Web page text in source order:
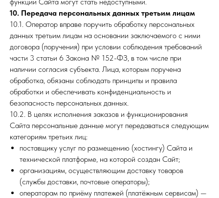
10. Передача персональных данных третьим лицам
10.1. Оператор вправе поручить обработку персональных
данных третьим лицам на основании заключаемого с ними
договора (поручения) при условии соблюдения требований
части 3 статьи 6 Закона № 152-ФЗ, в том числе при
наличии согласия субъекта. Лица, которым поручена
обработка, обязаны соблюдать принципы и правила
обработки и обеспечивать конфиденциальность и
безопасность персональных данных.
10.2. В целях исполнения заказов и функционирования
Сайта персональные данные могут передаваться следующим
категориям третьих лиц:
поставщику услуг по размещению (хостингу) Сайта и
технической платформе, на которой создан Сайт;
организациям, осуществляющим доставку товаров
(службы доставки, почтовые операторы);
операторам по приёму платежей (платёжным сервисам) —